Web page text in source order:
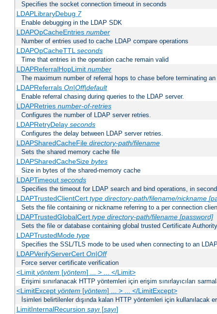
Specifies the socket connection timeout in seconds
LDAPLibraryDebug 7
Enable debugging in the LDAP SDK
LDAPOpCacheEntries number
Number of entries used to cache LDAP compare operations
LDAPOpCacheTTLseconds
Time that entries in the operation cache remain valid
LDAPReferralHopLimit number
The maximum number of referral hops to chase before terminating
LDAPReferrals On|Off|default
Enable referral chasing during queries to the LDAP server.
LDAPRetries number-of-retries
Configures the number of LDAP server retries.
LDAPRetryDelay seconds
Configures the delay between LDAP server retries.
LDAPSharedCacheFile directory-path/filename
Sets the shared memory cache file
LDAPSharedCacheSize bytes
Size in bytes of the shared-memory cache
LDAPTimeout seconds
Specifies the timeout for LDAP search and bind operations, in
LDAPTrustedClientCert type directory-path/filename/nickname
Sets the file containing or nickname referring to a per connection
LDAPTrustedGlobalCert type directory-path/filename [password]
Sets the file or database containing global trusted Certificate
LDAPTrustedMode type
Specifies the SSL/TLS mode to be used when connecting to an
LDAPVerifyServerCert On|Off
Force server certificate verification
<Limit yöntem [yöntem] ... > ... </Limit>
Erişimi sınırlanacak HTTP yöntemleri için erişim sınırlayıcıları
<LimitExcept yöntem [yöntem] ... > ... </LimitExcept>
İsimleri belirtilenler dışında kalan HTTP yöntemleri için kullanılacak
LimitInternalRecursion sayı[sayı]